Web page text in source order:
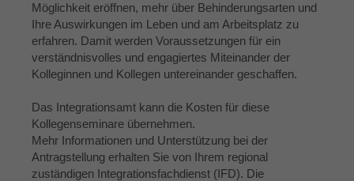
Möglichkeit eröffnen, mehr über Behinderungsarten und
Ihre Auswirkungen im Leben und am Arbeitsplatz zu
erfahren. Damit werden Voraussetzungen für ein
verständnisvolles und engagiertes Miteinander der
Kolleginnen und Kollegen untereinander geschaffen.
Das Integrationsamt kann die Kosten für diese
Kollegenseminare übernehmen.
Mehr Informationen und Unterstützung bei der
Antragstellung erhalten Sie von Ihrem regional
zuständigen Integrationsfachdienst (IFD). Die